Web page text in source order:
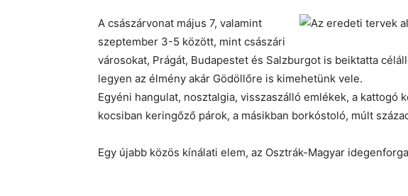
A császárvonat május 7, valamint
szeptember 3-5 között, mint császári
városokat, Prágát, Budapestet és Salzburgot is beiktatta
legyen az élmény akár Gödöllőre is kimehetünk vele.
Egyéni hangulat, nosztalgia, visszaszálló emlékek, a kattogó
kocsiban keringőző párok, a másikban borkóstoló, múlt
Egy újabb közös kínálati elem, az Osztrák-Magyar